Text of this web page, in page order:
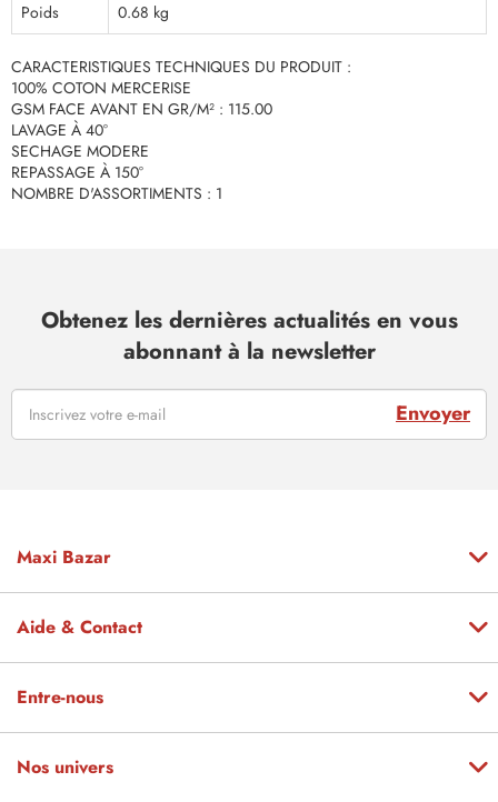
Poids
0.68 kg
CARACTERISTIQUES TECHNIQUES DU PRODUIT :
100% COTON MERCERISE
GSM FACE AVANT EN GR/M² : 115.00
LAVAGE À 40°
SECHAGE MODERE
REPASSAGE À 150°
NOMBRE D'ASSORTIMENTS : 1
Obtenez les dernières actualités en vous
abonnant à la newsletter
Envoyer
Maxi Bazar
Aide & Contact
Entre-nous
Nos univers